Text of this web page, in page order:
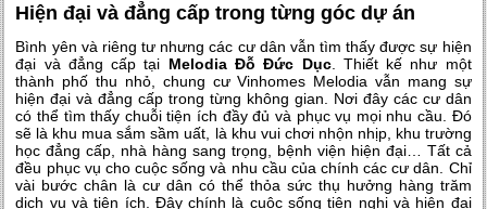
Hiện đại và đẳng cấp trong từng góc dự án
Bình yên và riêng tư nhưng các cư dân vẫn tìm thấy được sự hiện
đại và đẳng cấp tại Melodia Đỗ Đức Dục. Thiết kế như một
thành phố thu nhỏ, chung cư Vinhomes Melodia vẫn mang sự
hiện đại và đẳng cấp trong từng không gian. Nơi đây các cư dân
có thể tìm thấy chuỗi tiện ích đầy đủ và phục vụ mọi nhu cầu. Đó
sẽ là khu mua sắm sầm uất, là khu vui chơi nhộn nhịp, khu trường
học đẳng cấp, nhà hàng sang trọng, bệnh viện hiện đại… Tất cả
đều phục vụ cho cuộc sống và nhu cầu của chính các cư dân. Chỉ
vài bước chân là cư dân có thể thỏa sức thụ hưởng hàng trăm
dịch vụ và tiện ích. Đây chính là cuộc sống tiện nghi và hiện đại